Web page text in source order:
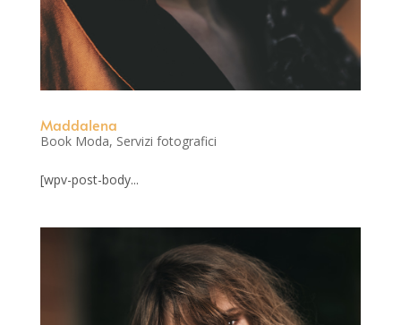
Maddalena
Book Moda, Servizi fotografici
[wpv-post-body...